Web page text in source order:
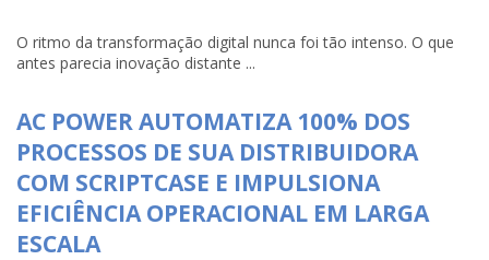
O ritmo da transformação digital nunca foi tão intenso. O que
antes parecia inovação distante ...
AC POWER AUTOMATIZA 100% DOS
PROCESSOS DE SUA DISTRIBUIDORA
COM SCRIPTCASE E IMPULSIONA
EFICIÊNCIA OPERACIONAL EM LARGA
ESCALA